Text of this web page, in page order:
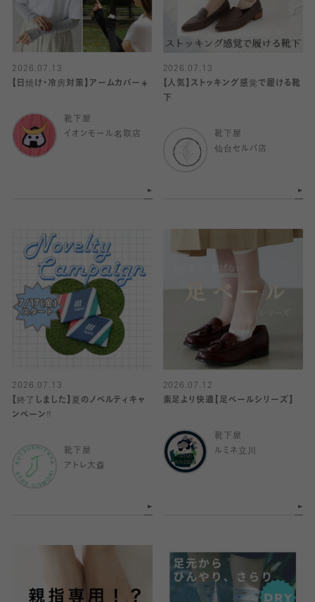
2026.07.13
【日焼け・冷房対策】アームカバー☀️
靴下屋
イオンモール名取店
2026.07.13
【人気】ストッキング感覚で履ける靴
下
靴下屋
仙台セルバ店
2026.07.13
【終了しました】夏のノベルティキャ
ンペーン‼️
靴下屋
アトレ大森
2026.07.12
素足より快適【足ベールシリーズ】
靴下屋
ルミネ立川